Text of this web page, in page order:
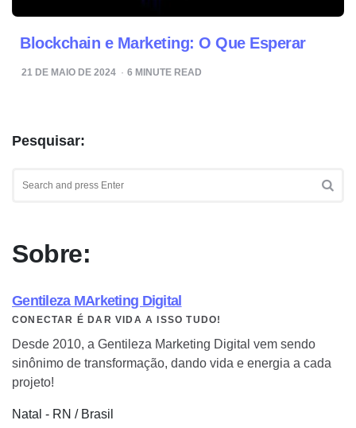
Blockchain e Marketing: O Que Esperar
21 DE MAIO DE 2024 6 MINUTE READ
Pesquisar:
for:
Sobre:
Gentileza MArketing Digital
CONECTAR É DAR VIDA A ISSO TUDO!
Desde 2010, a Gentileza Marketing Digital vem sendo
sinônimo de transformação, dando vida e energia a cada
projeto!
Natal - RN / Brasil